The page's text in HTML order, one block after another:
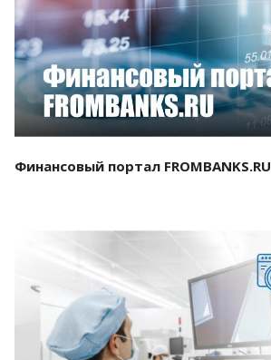
Смотреть проект
Финансовый портал FROMBANKS.RU